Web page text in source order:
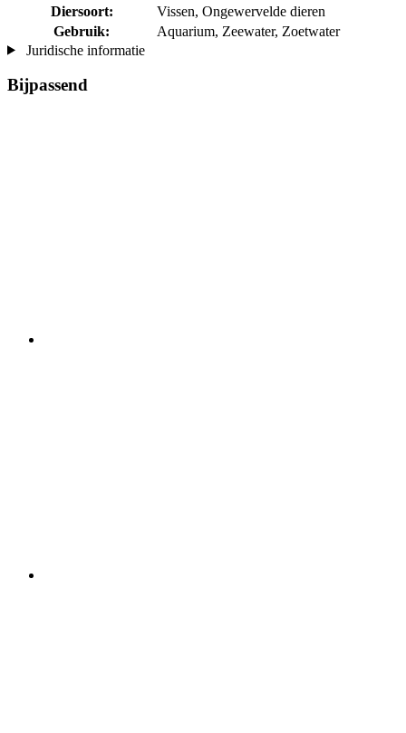
Diersoort:
Vissen, Ongewervelde dieren
Gebruik:
Aquarium, Zeewater, Zoetwater
Juridische informatie
Bijpassend